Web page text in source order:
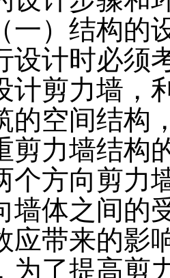
结构的设
设计时必须
计剪力墙，
的空间结构
剪力墙结构
个方向剪力
墙体之间的
应带来的影
为了提高剪